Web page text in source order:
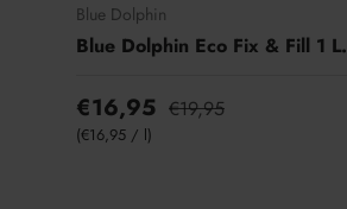
Blue Dolphin
Blue Dolphin Eco Fix & Fill 1 L.
€16,95 €19,95
Eenheid prijs
€16,95 / l